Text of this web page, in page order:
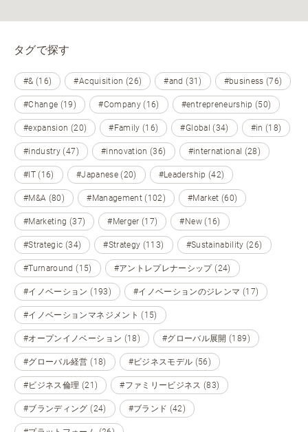
タグで探す
#& (16) #Acquisition (26) #and (31) #business (76)
#Change (19) #Company (16) #entrepreneurship (50)
#expansion (20) #Family (16) #Global (34) #in (18)
#industry (47) #innovation (36) #international (28)
#IT (16) #Japanese (20) #Leadership (42)
#M&A (80) #Management (102) #Market (60)
#Marketing (37) #Merger (17) #New (16)
#Strategic (34) #Strategy (113) #Sustainability (26)
#Turnaround (15) #アントレプレナーシップ (24)
#イノベーション (193) #イノベーションのジレンマ (17)
#イノベーションマネジメント (15)
#オープンイノベーション (18) #グローバル展開 (189)
#グローバル経営 (18) #ビジネスモデル (56)
#ビジネス倫理 (21) #ファミリービジネス (83)
#ブランディング (24) #ブランド (42)